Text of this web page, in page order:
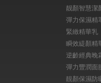
靓顏智慧潔
彈力保濕精
緊緻精華乳
瞬效緹顏精
逆齡經典晚
彈力豐潤面
靚顏保濕防